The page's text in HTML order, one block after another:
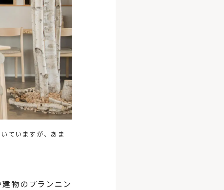
ていますが、あま
物のプランニン